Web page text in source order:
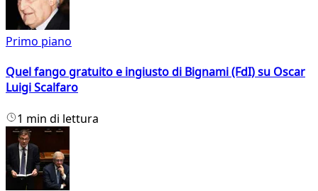
Primo piano
Quel fango gratuito e ingiusto di Bignami (FdI) su Oscar
Luigi Scalfaro
1 min di lettura